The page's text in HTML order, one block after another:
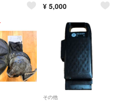
¥ 5,000
その他